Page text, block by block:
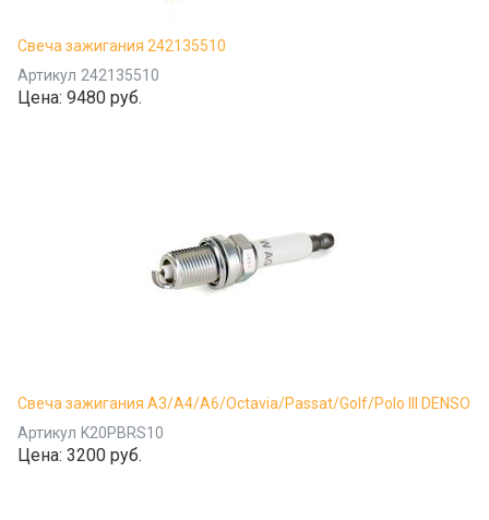
Свеча зажигания 242135510
Артикул 242135510
Цена: 9480 руб.
Свеча зажигания A3/A4/A6/Octavia/Passat/Golf/Polo III DENSO
Артикул K20PBRS10
Цена: 3200 руб.